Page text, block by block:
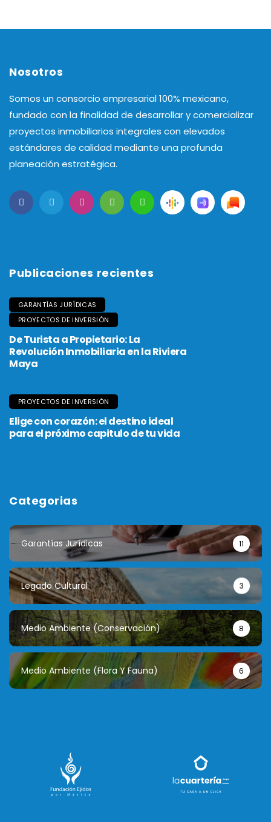
Nosotros
Somos un consorcio empresarial 100% mexicano,
fundado con la finalidad de desarrollar y comercializar
proyectos inmobiliarios integrales con elevados
estándares de calidad mediante una profunda
planeación estratégica.
Publicaciones recientes
GARANTÍAS JURÍDICAS
PROYECTOS DE INVERSIÓN
De Turista a Propietario: La
Revolución Inmobiliaria en la Riviera
Maya
PROYECTOS DE INVERSIÓN
Elige con corazón: el destino ideal
para el próximo capitulo de tu vida
Categorias
Garantías Jurídicas 11
Legado Cultural 3
Medio Ambiente (conservación) 8
Medio Ambiente (flora Y Fauna) 6